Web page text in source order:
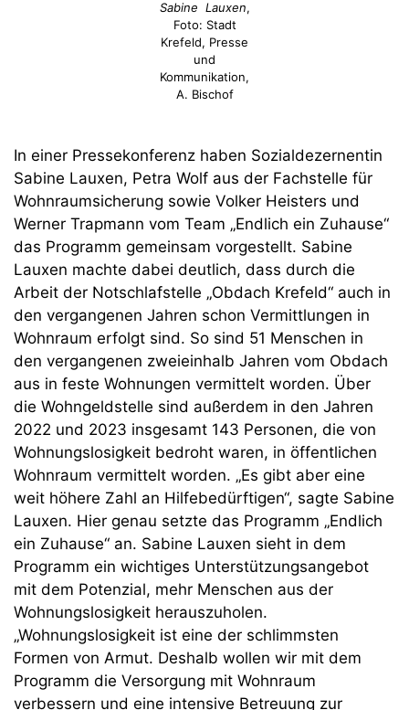
Sabine Lauxen,
Foto: Stadt
Krefeld, Presse
und
Kommunikation,
A. Bischof
In einer Pressekonferenz haben Sozialdezernentin
Sabine Lauxen, Petra Wolf aus der Fachstelle für
Wohnraumsicherung sowie Volker Heisters und
Werner Trapmann vom Team „Endlich ein Zuhause“
das Programm gemeinsam vorgestellt. Sabine
Lauxen machte dabei deutlich, dass durch die
Arbeit der Notschlafstelle „Obdach Krefeld“ auch in
den vergangenen Jahren schon Vermittlungen in
Wohnraum erfolgt sind. So sind 51 Menschen in
den vergangenen zweieinhalb Jahren vom Obdach
aus in feste Wohnungen vermittelt worden. Über
die Wohngeldstelle sind außerdem in den Jahren
2022 und 2023 insgesamt 143 Personen, die von
Wohnungslosigkeit bedroht waren, in öffentlichen
Wohnraum vermittelt worden. „Es gibt aber eine
weit höhere Zahl an Hilfebedürftigen“, sagte Sabine
Lauxen. Hier genau setzte das Programm „Endlich
ein Zuhause“ an. Sabine Lauxen sieht in dem
Programm ein wichtiges Unterstützungsangebot
mit dem Potenzial, mehr Menschen aus der
Wohnungslosigkeit herauszuholen.
„Wohnungslosigkeit ist eine der schlimmsten
Formen von Armut. Deshalb wollen wir mit dem
Programm die Versorgung mit Wohnraum
verbessern und eine intensive Betreuung zur